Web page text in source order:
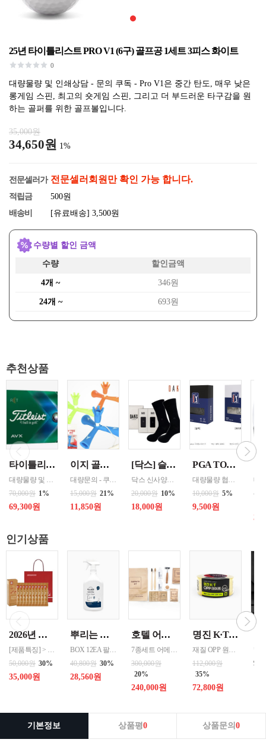
25년 타이틀리스트 PRO V1 (6구) 골프공 1세트 3피스 화이트
0
대량물량 및 인쇄상담 - 문의 쿠독 - Pro V1은 중간 탄도, 매우 낮은
롱게임 스핀, 최고의 숏게임 스핀, 그리고 더 부드러운 타구감을 원
하는 골퍼를 위한 골프볼입니다.
35,000원
34,650원 1%
전문셀러가 전문셀러회원만 확인 가능 합니다.
적립금
500원
배송비
[유료배송] 3,500원
수량별 할인 금액
수량 할인금액
4개 ~ 346원
24개 ~ 693원
추천상품
타이틀리스트 AVX (12구) 3피스 화이트 제조국 미국(골프공) 수량증가시 할인
70,000원 1%
69,300원
이지 골프티 EASY TEE (높이조절형) 색상선택 핑크/그린/블루/오렌지 1
15,000원 21%
11,850원
[닥스] 슬립라인 신사양말 2족 세트
닥스 신사양말은 가볍고 부드러운 착용감과 우수한 땀 흡수력, 뛰어난 증발성으로 시원하고 건조한 감촉을 주어 착용감의 만족도를 더 높인 고급 양말입니다.
20,000원 10%
18,000원
PGA TOUR 스포츠 마스크 (구리원사) 화이트,블랙 선택 1 원산지 한국
10,000원 5%
9,500원
인기상품
2026년 설명절 선물세트 [정관장] 홍삼기보데일리스틱 10ml*10포
[제품특징] > 120여 년 노하우로 재배된 6년근 홍과 제조기술로 추출 > 100% 계약재배를 통한 6년근 인삼 > 430여 가지의까다로운 품질 검사 > 액상형 농축액으로 음용이 쉬움 [제품성분] > 덱스트린, 정제수, 홍삼농축액(6년근, 고형분 64%, 홍삼성분 70mg/g 이상, 국산) 6.5%, 녹용추출액(뉴질랜드산), 식물혼합농축액(작약
50,000원 30%
35,000원
뿌리는 락스세제(욕실용) 1,000ml 12개 한박스단위 판매
BOX 12EA 팔레트 0.0123 원산지 한국 BARCODE 8809367760815
40,800원 30%
28,560원
호텔 어메니티 여행용 세면도구 50세트 대박스로만 판매 친환경 트레블세트 해외여행준비물 여행세트 일회용세면도구 어메니티세트
7종세트 어메니티 단체
300,000원
20%
240,000원
명진 K·T OPP테이프 80M(투명) 48mmx80M 50개 한박스단위 판매
재질 OPP 원산지 한국 BARCODE 8809357185789
112,000원
35%
72,800원
기본정보 상품평0 상품문의0